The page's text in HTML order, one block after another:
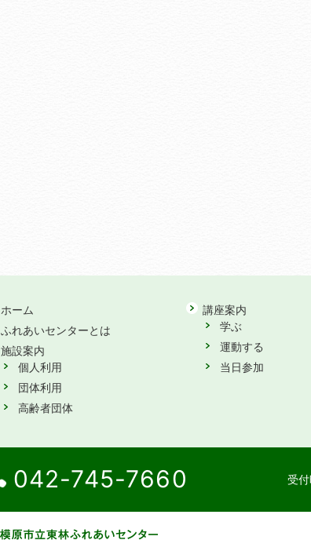
ホーム
ふれあいセンターとは
施設案内
個人利用
団体利用
高齢者団体
講座案内
学ぶ
運動する
当日参加
042-745-7660 受